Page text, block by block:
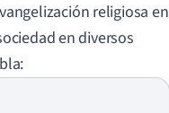
religiosa en
en diversos